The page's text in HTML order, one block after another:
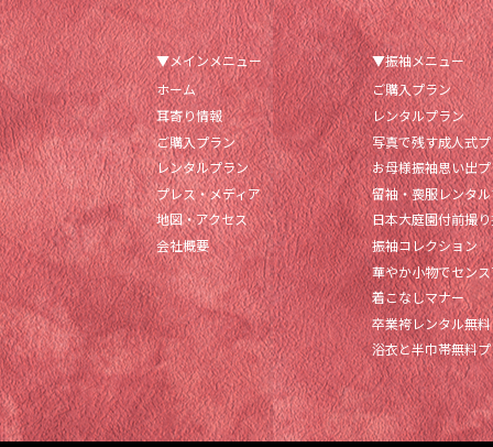
▼メインメニュー
ホーム
耳寄り情報
ご購入プラン
レンタルプラン
プレス・メディア
地図・アクセス
会社概要
▼振袖メニュー
ご購入プラン
レンタルプラン
写真で残す成人式
お母様振袖思い出
留袖・喪服レンタ
日本大庭園付前撮
振袖コレクション
華やか小物でセン
着こなしマナー
卒業袴レンタル無料
浴衣と半巾帯無料